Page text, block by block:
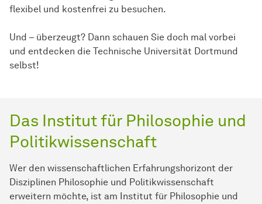
flexibel und kostenfrei zu besuchen.
Und – überzeugt? Dann schauen Sie doch mal vorbei
und entdecken die Technische Universität Dortmund
selbst!
Das Institut für Philosophie und
Politikwissenschaft
Wer den wissenschaftlichen Erfahrungshorizont der
Disziplinen Philosophie und Politikwissenschaft
erweitern möchte, ist am Institut für Philosophie und